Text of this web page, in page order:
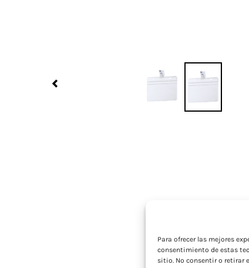
Para ofrecer las mejores
consentimiento de estas
sitio. No consentir o retirar